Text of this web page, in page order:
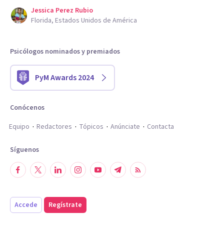
Jessica Perez Rubio
Florida, Estados Unidos de América
Psicólogos nominados y premiados
PyM Awards 2024
Conócenos
Equipo
Redactores Tópicos Anúnciate Contacta
Síguenos
Accede Regístrate